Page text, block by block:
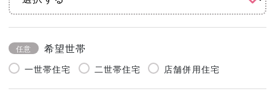
任意 希望世帯
一世帯住宅 二世帯住宅 店舗併用住宅